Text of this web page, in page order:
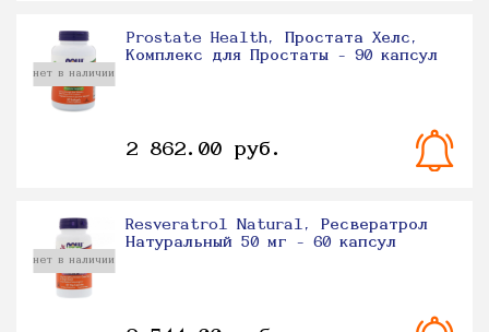
нет в наличии
Prostate Health, Простата Хелс,
Комплекс для Простаты - 90 капсул
2 862.00 руб.
нет в наличии
Resveratrol Natural, Ресвератрол
Натуральный 50 мг - 60 капсул